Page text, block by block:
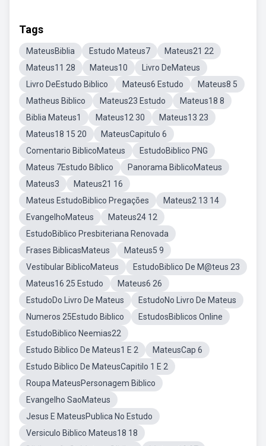
Tags
MateusBiblia Estudo Mateus7
Mateus21 22
Mateus11 28
Mateus10
Livro DeMateus
Livro DeEstudo Biblico
Mateus6 Estudo
Mateus8 5
Matheus Biblico
Mateus23 Estudo
Mateus18 8
Biblia Mateus1
Mateus12 30
Mateus13 23
Mateus18 15 20
MateusCapitulo 6
Comentario BiblicoMateus
EstudoBiblico PNG
Mateus 7Estudo Bíblico
Panorama BiblicoMateus
Mateus3
Mateus21 16
Mateus EstudoBiblico Pregações
Mateus2 13 14
EvangelhoMateus
Mateus24 12
EstudoBiblico Presbiteriana Renovada
Frases BiblicasMateus
Mateus5 9
Vestibular BiblicoMateus
EstudoBiblico De M@teus 23
Mateus16 25 Estudo
Mateus6 26
EstudoDo Livro De Mateus
EstudoNo Livro De Mateus
Numeros 25Estudo Biblico
EstudosBiblicos Online
EstudoBiblico Neemias22
Estudo Biblico De Mateus1 E 2
MateusCap 6
Estudo Biblico De MateusCapitilo 1 E 2
Roupa MateusPersonagem Biblico
Evangelho SaoMateus
Jesus E MateusPublica No Estudo
Versiculo Biblico Mateus18 18